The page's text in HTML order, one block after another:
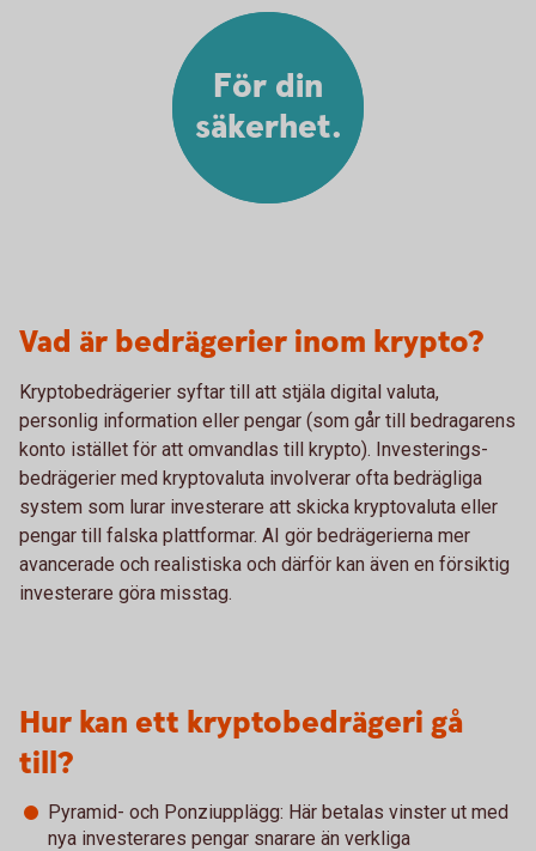
För din
säkerhet.
Vad är bedrägerier inom krypto?
Krypto­bedrägerier syftar till att stjäla digital valuta,
personlig information eller pengar (som går till bedragarens
konto istället för att omvandlas till krypto). Investerings­
bedrägerier med krypto­valuta involverar ofta bedrägliga
system som lurar investerare att skicka krypto­valuta eller
pengar till falska plattformar. AI gör bedrägerierna mer
avancerade och realistiska och därför kan även en försiktig
investerare göra misstag.
Hur kan ett kryptobedrägeri gå
till?
Pyramid- och Ponziupplägg: Här betalas vinster ut med
nya investerares pengar snarare än verkliga